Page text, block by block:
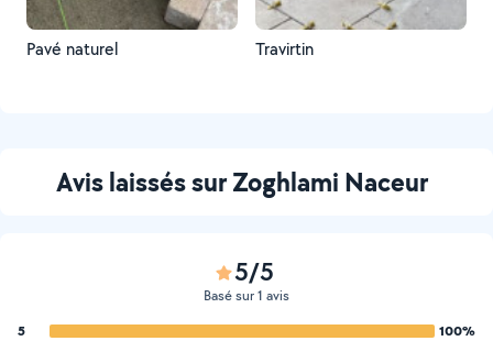
Pavé naturel Travirtin
Avis laissés sur Zoghlami Naceur
5/5
Basé sur 1 avis
5
100%